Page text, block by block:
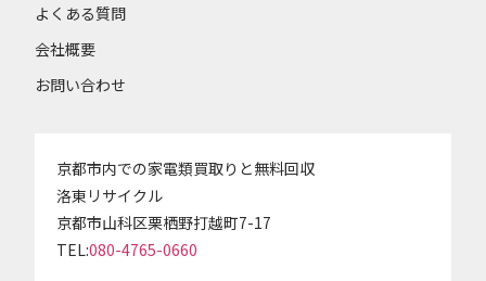
よくある質問
会社概要
お問い合わせ
京都市内での家電類買取りと無料回収
洛東リサイクル
京都市山科区栗栖野打越町7-17
TEL:080-4765-0660